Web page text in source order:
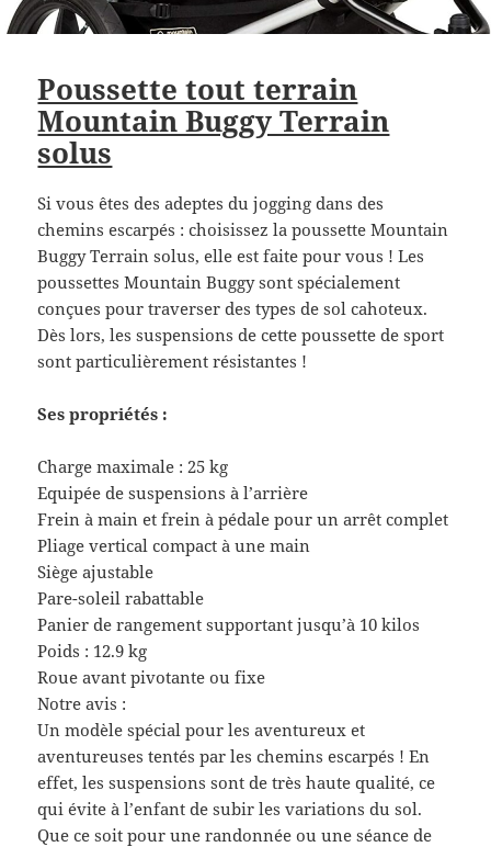
Poussette tout terrain
Mountain Buggy Terrain
solus
Si vous êtes des adeptes du jogging dans des
chemins escarpés : choisissez la poussette Mountain
Buggy Terrain solus, elle est faite pour vous ! Les
poussettes Mountain Buggy sont spécialement
conçues pour traverser des types de sol cahoteux.
Dès lors, les suspensions de cette poussette de sport
sont particulièrement résistantes !
Ses propriétés :
Charge maximale : 25 kg
Equipée de suspensions à l’arrière
Frein à main et frein à pédale pour un arrêt complet
Pliage vertical compact à une main
Siège ajustable
Pare-soleil rabattable
Panier de rangement supportant jusqu’à 10 kilos
Poids : 12.9 kg
Roue avant pivotante ou fixe
Notre avis :
Un modèle spécial pour les aventureux et
aventureuses tentés par les chemins escarpés ! En
effet, les suspensions sont de très haute qualité, ce
qui évite à l’enfant de subir les variations du sol.
Que ce soit pour une randonnée ou une séance de